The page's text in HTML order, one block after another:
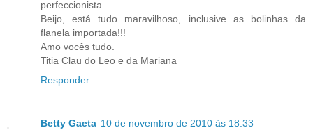
perfeccionista...
Beijo, está tudo maravilhoso, inclusive as bolinhas da
flanela importada!!!
Amo vocês tudo.
Titia Clau do Leo e da Mariana
Responder
Betty Gaeta 10 de novembro de 2010 às 18:33